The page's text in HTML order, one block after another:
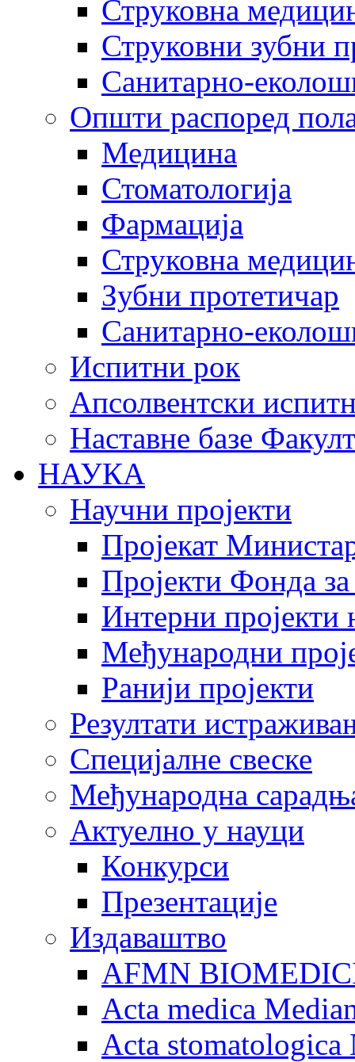
Струковна
Струковни зубни
Санитарно-
Општи распоред
Медицина
Стоматологија
Фармација
Струковна
Зубни протетичар
Санитарно-
Испитни рок
Апсолвентски
Наставне базе
НАУКА
Научни пројекти
Пројекат
Пројекти Фонда
Интерни пројекти
Међународни
Ранији пројекти
Резултати
Специјалне свеске
Међународна
Актуелно у науци
Конкурси
Презентације
Издаваштво
AFMN
Acta medica
Acta stomatologica